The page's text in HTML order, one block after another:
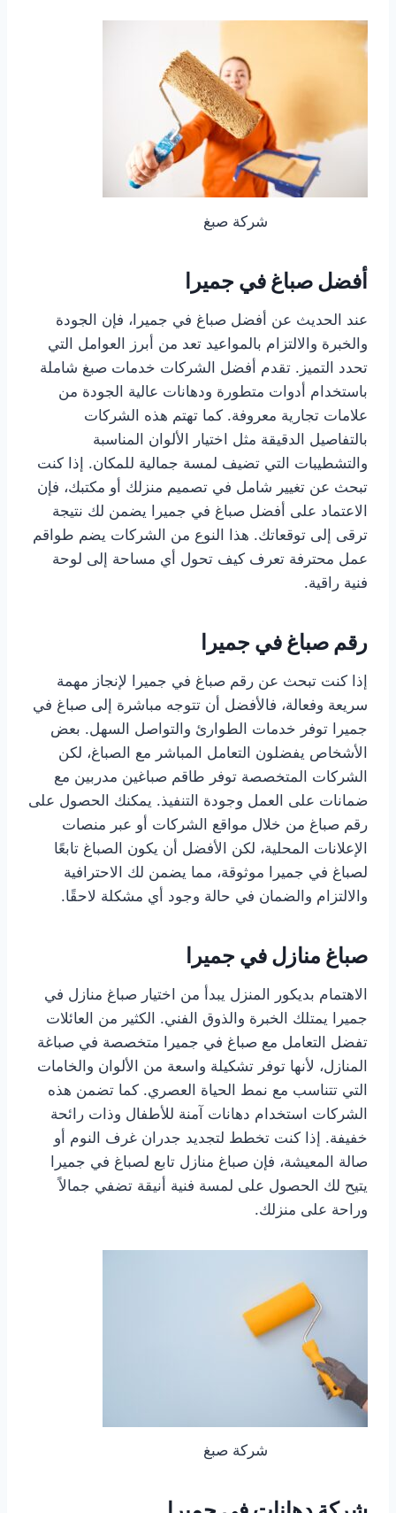
شركة صبغ
أفضل صباغ في جميرا
عند الحديث عن أفضل صباغ في جميرا، فإن الجودة
والخبرة والالتزام بالمواعيد تعد من أبرز العوامل التي
تحدد التميز. تقدم أفضل الشركات خدمات صبغ شاملة
باستخدام أدوات متطورة ودهانات عالية الجودة من
علامات تجارية معروفة. كما تهتم هذه الشركات
بالتفاصيل الدقيقة مثل اختيار الألوان المناسبة
والتشطيبات التي تضيف لمسة جمالية للمكان. إذا كنت
تبحث عن تغيير شامل في تصميم منزلك أو مكتبك، فإن
الاعتماد على أفضل صباغ في جميرا يضمن لك نتيجة
ترقى إلى توقعاتك. هذا النوع من الشركات يضم طواقم
عمل محترفة تعرف كيف تحول أي مساحة إلى لوحة
فنية راقية.
رقم صباغ في جميرا
إذا كنت تبحث عن رقم صباغ في جميرا لإنجاز مهمة
سريعة وفعالة، فالأفضل أن تتوجه مباشرة إلى صباغ في
جميرا توفر خدمات الطوارئ والتواصل السهل. بعض
الأشخاص يفضلون التعامل المباشر مع الصباغ، لكن
الشركات المتخصصة توفر طاقم صباغين مدربين مع
ضمانات على العمل وجودة التنفيذ. يمكنك الحصول على
رقم صباغ من خلال مواقع الشركات أو عبر منصات
الإعلانات المحلية، لكن الأفضل أن يكون الصباغ تابعًا
لصباغ في جميرا موثوقة، مما يضمن لك الاحترافية
والالتزام والضمان في حالة وجود أي مشكلة لاحقًا.
صباغ منازل في جميرا
الاهتمام بديكور المنزل يبدأ من اختيار صباغ منازل في
جميرا يمتلك الخبرة والذوق الفني. الكثير من العائلات
تفضل التعامل مع صباغ في جميرا متخصصة في صباغة
المنازل، لأنها توفر تشكيلة واسعة من الألوان والخامات
التي تتناسب مع نمط الحياة العصري. كما تضمن هذه
الشركات استخدام دهانات آمنة للأطفال وذات رائحة
خفيفة. إذا كنت تخطط لتجديد جدران غرف النوم أو
صالة المعيشة، فإن صباغ منازل تابع لصباغ في جميرا
يتيح لك الحصول على لمسة فنية أنيقة تضفي جمالاً
وراحة على منزلك.
شركة صبغ